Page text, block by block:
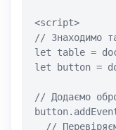
<script>
// Знаходимо
let table =
let button =
// Додаємо
//